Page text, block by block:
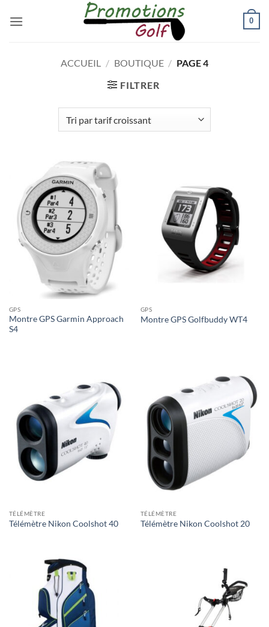
0
ACCUEIL / BOUTIQUE / PAGE 4
FILTRER
GPS
Montre GPS Garmin Approach
S4
GPS
Montre GPS Golfbuddy WT4
TÉLÉMÈTRE
Télémètre Nikon Coolshot 40
TÉLÉMÈTRE
Télémètre Nikon Coolshot 20